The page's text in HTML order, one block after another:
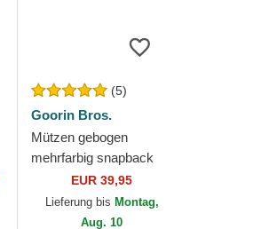
(5)
Goorin Bros.
Mützen gebogen
mehrfarbig snapback
The Faithful Eagle Sport
The Farm Goorin Bros.
EUR 39,95
Lieferung bis Montag,
Aug. 10